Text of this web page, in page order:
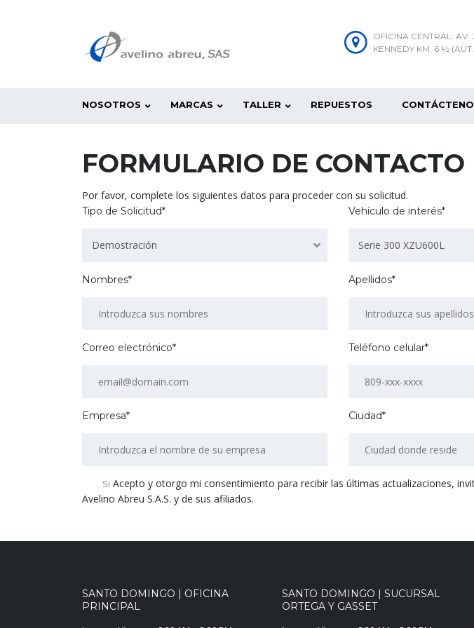
OFICINA CENTRAL: AV.
KENNEDY KM. 6 ½
NOSOTROS MARCAS TALLER REPUESTOS
FORMULARIO DE CONTACTO
Por favor, complete los siguientes datos para proceder con su solicitud.
Tipo de Solicitud*
Demostración
Vehículo de interés*
Serie 300 XZU600L
Nombres* Apellidos*
Correo electrónico* Teléfono celular*
Empresa* Ciudad*
Si Acepto y otorgo mi consentimiento para recibir las últimas actualizaciones,
Avelino Abreu S.A.S. y de sus afiliados.
SANTO DOMINGO | OFICINA
PRINCIPAL
SANTO DOMINGO | SUCURSAL
ORTEGA Y GASSET